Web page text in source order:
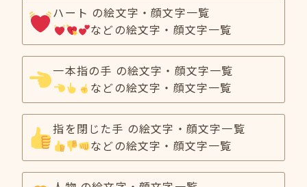
ハート の絵文字・顔文字一覧
などの絵文字・顔文字一覧
一本指の手 の絵文字・顔文字一覧
などの絵文字・顔文字一覧
指を閉じた手 の絵文字・顔文字一覧
などの絵文字・顔文字一覧